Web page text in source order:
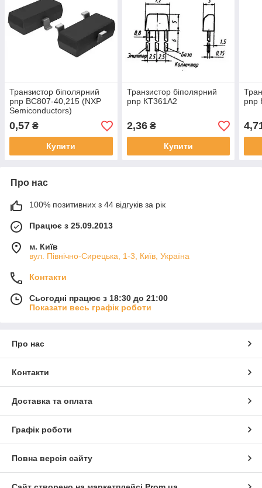
Транзистор біполярний
pnp BC807-40,215 (NXP
Semiconductors)
0,57 ₴
Купити
Транзистор біполярний
pnp КТ361А2
2,36₴
Купити
pnp
Про нас
100% позитивних з 44 відгуків за рік
Працює з 25.09.2013
м. Київ
вул. Північно-Сирецька, 1-3, Київ, Україна
Контакти
Сьогодні працює з 18:30 до 21:00
Показати весь графік роботи
Про нас
Контакти
Доставка та оплата
Графік роботи
Повна версія сайту